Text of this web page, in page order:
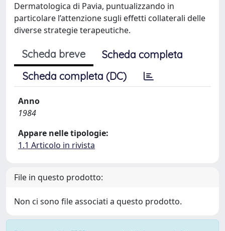
Dermatologica di Pavia, puntualizzando in
particolare l’attenzione sugli effetti collaterali delle
diverse strategie terapeutiche.
Scheda breve
Scheda completa
Scheda completa (DC)
Anno
1984
Appare nelle tipologie:
1.1 Articolo in rivista
File in questo prodotto:
Non ci sono file associati a questo prodotto.